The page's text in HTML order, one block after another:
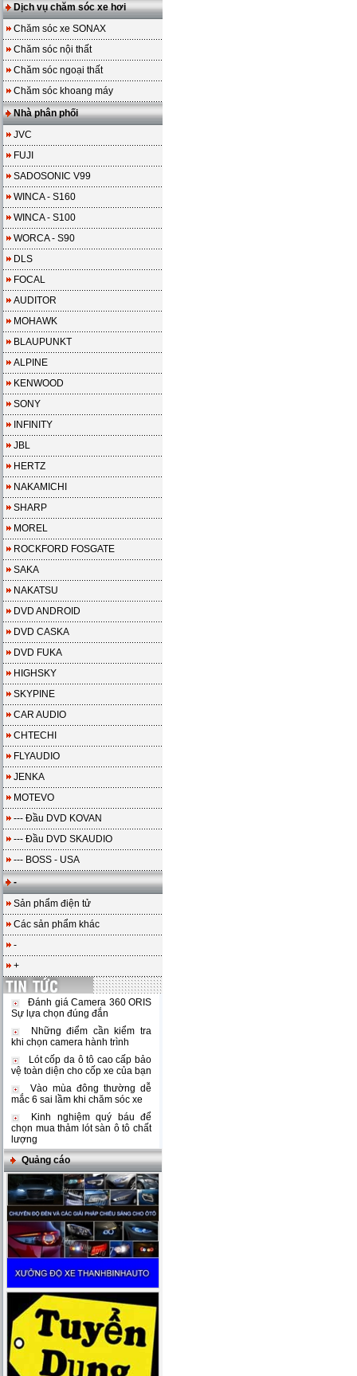
Dịch vụ chăm sóc xe hơi
Chăm sóc xe SONAX
Chăm sóc nội thất
Chăm sóc ngoại thất
Chăm sóc khoang máy
Nhà phân phối
JVC
FUJI
SADOSONIC V99
WINCA - S160
WINCA - S100
WORCA - S90
DLS
FOCAL
AUDITOR
MOHAWK
BLAUPUNKT
ALPINE
KENWOOD
SONY
INFINITY
JBL
HERTZ
NAKAMICHI
SHARP
MOREL
ROCKFORD FOSGATE
SAKA
NAKATSU
DVD ANDROID
DVD CASKA
DVD FUKA
HIGHSKY
SKYPINE
CAR AUDIO
CHTECHI
FLYAUDIO
JENKA
MOTEVO
--- Đầu DVD KOVAN
--- Đầu DVD SKAUDIO
--- BOSS - USA
-
Sản phẩm điện tử
Các sản phẩm khác
-
+
Đánh giá Camera 360 ORIS
Sự lựa chọn đúng đắn
Những điểm cần kiểm tra
khi chọn camera hành trình
Lót cốp da ô tô cao cấp bảo
vệ toàn diện cho cốp xe của bạn
Vào mùa đông thường dễ
mắc 6 sai lầm khi chăm sóc xe
Kinh nghiệm quý báu để
chọn mua thảm lót sàn ô tô chất
lượng
Quảng cáo